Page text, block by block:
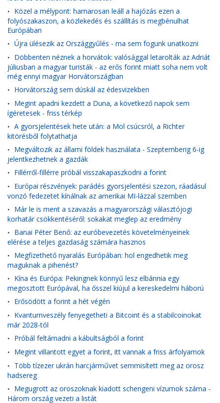
• Közel a mélypont: hamarosan leáll a hajózás ezen a
folyószakaszon, a közlekedés és szállítás is megbénulhat
Európában
• Újra ülésezik az Országgyűlés - ma sem fogunk unatkozni
• Döbbenten néznek a horvátok: valósággal letarolták az Adriát
júliusban a magyar turisták - az erős forint miatt soha nem volt
még ennyi magyar Horvátországban
• Horvátország sem dúskál az édesvizekben
• Megint apadni kezdett a Duna, a következő napok sem
ígéretesek - friss térkép
• A gyorsjelentések hete után: a Mol csúcsról, a Richter
kitörésből folytathatja
• Megváltozik az állami földek használata - Szeptemberig 6-ig
jelentkezhetnek a gazdák
• Fillérről-fillérre próbál visszakapaszkodni a forint
• Európai részvények: parádés gyorsjelentési szezon, ráadásul
vonzó fedezetet kínálnak az amerikai MI-lázzal szemben
• Már le is ment a szavazás a magyarországi választójogi
korhatár csökkentéséről: sokakat meglep az eredmény
• Banai Péter Benő: az euróbevezetés követelményeinek
elérése a teljes gazdaság számára hasznos
• Megfizethető nyaralás Európában: hol engedhetik meg
maguknak a pihenést?
• Kína és Európa: Pekingnek könnyű lesz elbánnia egy
megosztott Európával, ha ősszel kiújul a kereskedelmi háború
• Erősödött a forint a hét végén
• Kvantumveszély fenyegetheti a Bitcoint és a stabilcoinokat
már 2028-tól
• Próbál feltámadni a kábultságból a forint
• Megint villantott egyet a forint, itt vannak a friss árfolyamok
• Több tízezer ukrán harcjárművet semmisített meg az orosz
hadsereg
• Megugrott az oroszoknak kiadott schengeni vízumok száma -
Három ország vezeti a listát